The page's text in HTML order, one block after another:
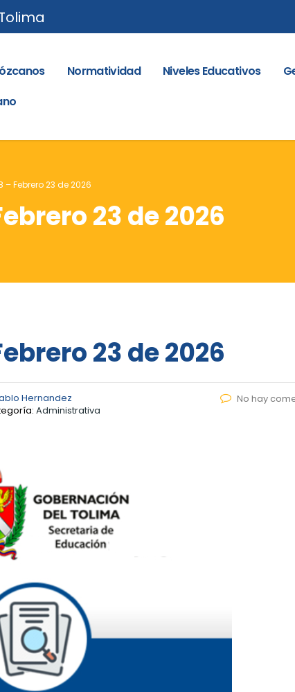
Normatividad Niveles Educativos
– Febrero 23 de 2026
23 de 2026
23 de 2026
Hernandez
Administrativa
No hay